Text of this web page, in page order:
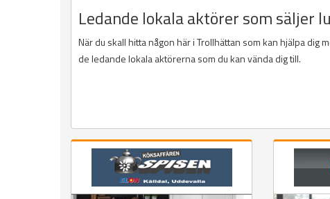
Ledande lokala aktörer som
När du skall hitta någon här i Trollhättan som kan hjälpa
de ledande lokala aktörerna som du kan vända dig till.